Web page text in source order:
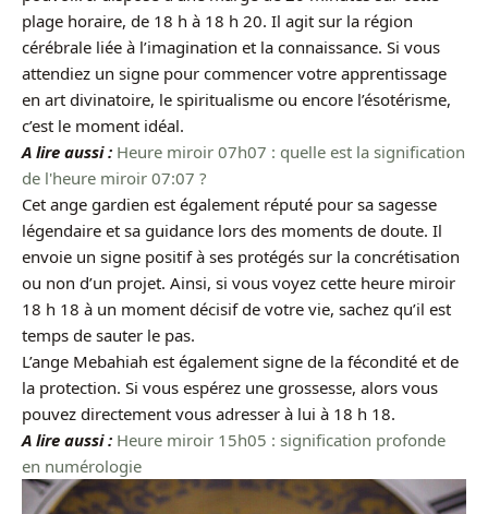
plage horaire, de 18 h à 18 h 20. Il agit sur la région
cérébrale liée à l’imagination et la connaissance. Si vous
attendiez un signe pour commencer votre apprentissage
en art divinatoire, le spiritualisme ou encore l’ésotérisme,
c’est le moment idéal.
A lire aussi : Heure miroir 07h07 : quelle est la signification
de l'heure miroir 07:07 ?
Cet ange gardien est également réputé pour sa sagesse
légendaire et sa guidance lors des moments de doute. Il
envoie un signe positif à ses protégés sur la concrétisation
ou non d’un projet. Ainsi, si vous voyez cette heure miroir
18 h 18 à un moment décisif de votre vie, sachez qu’il est
temps de sauter le pas.
L’ange Mebahiah est également signe de la fécondité et de
la protection. Si vous espérez une grossesse, alors vous
pouvez directement vous adresser à lui à 18 h 18.
A lire aussi : Heure miroir 15h05 : signification profonde
en numérologie